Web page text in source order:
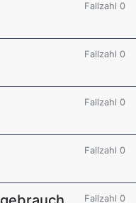
Fallzahl 0
Fallzahl 0
Fallzahl 0
Fallzahl 0
Fallzahl 0